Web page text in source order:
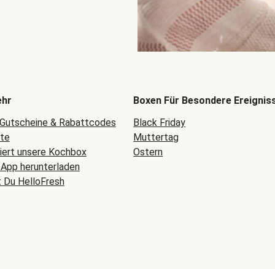
& Rabattcodes
unsere Kochbox
herunterladen
HelloFresh
Boxen Für Besondere
Black Friday
Muttertag
Ostern